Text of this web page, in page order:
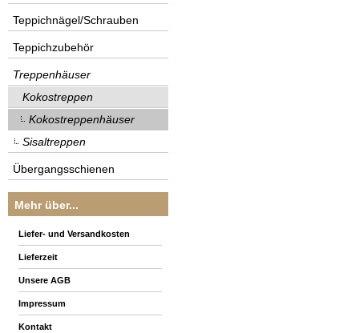
Teppichnägel/Schrauben
Teppichzubehör
Treppenhäuser
Kokostreppen
Kokostreppenhäuser
Sisaltreppen
Übergangsschienen
Mehr über...
Liefer- und Versandkosten
Lieferzeit
Unsere AGB
Impressum
Kontakt